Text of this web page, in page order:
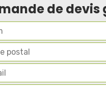
de